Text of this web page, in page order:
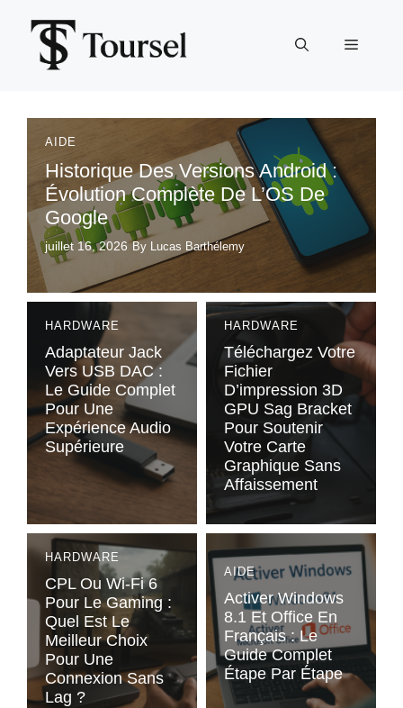
contenu
Menu
AIDE
Historique Des Versions Android :
Évolution Complète De L’OS De
Google
juillet 16, 2026 By Lucas Barthélemy
HARDWARE
Adaptateur Jack
Vers USB DAC :
Le Guide Complet
Pour Une
Expérience Audio
Supérieure
HARDWARE
Téléchargez Votre
Fichier
D’impression 3D
GPU Sag Bracket
Pour Soutenir
Votre Carte
Graphique Sans
Affaissement
HARDWARE
CPL Ou Wi-Fi 6
Pour Le Gaming :
Quel Est Le
Meilleur Choix
Pour Une
Connexion Sans
Lag ?
AIDE
Activer Windows
8.1 Et Office En
Français : Le
Guide Complet
Étape Par Étape